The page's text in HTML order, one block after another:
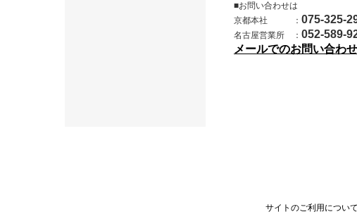
■お問い合わせは
京都本社 ： 075-325-
名古屋営業所 ： 052-589-
メールでのお問い合わせ
サイトのご利用について